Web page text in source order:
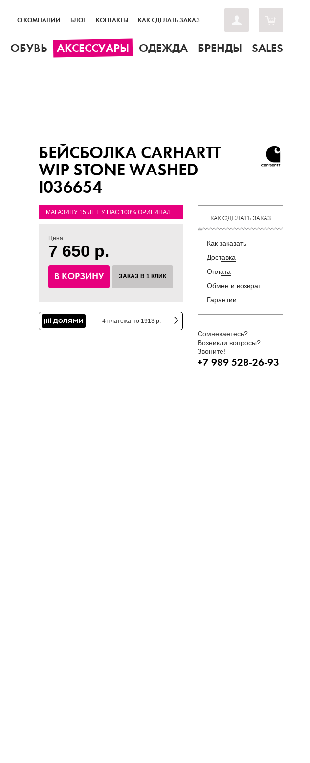
О КОМПАНИИ БЛОГ КОНТАКТЫ КАК СДЕЛАТЬ ЗАКАЗ
ОБУВЬ АКСЕССУАРЫ ОДЕЖДА БРЕНДЫ SALES
БЕЙСБОЛКА CARHARTT
WIP STONE WASHED
I036654
МАГАЗИНУ 15 ЛЕТ. У НАС 100% ОРИГИНАЛ
Цена
7 650 р.
В КОРЗИНУ ЗАКАЗ В 1 КЛИК
4 платежа по 1913 р.
КАК СДЕЛАТЬ ЗАКАЗ
Как заказать
Доставка
Оплата
Обмен и возврат
Гарантии
Сомневаетесь?
Возникли вопросы?
Звоните!
+7 989 528-26-93